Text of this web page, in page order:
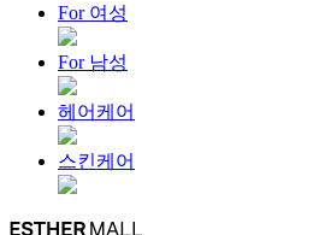
For 여성
For 남성
헤어케어
스킨케어